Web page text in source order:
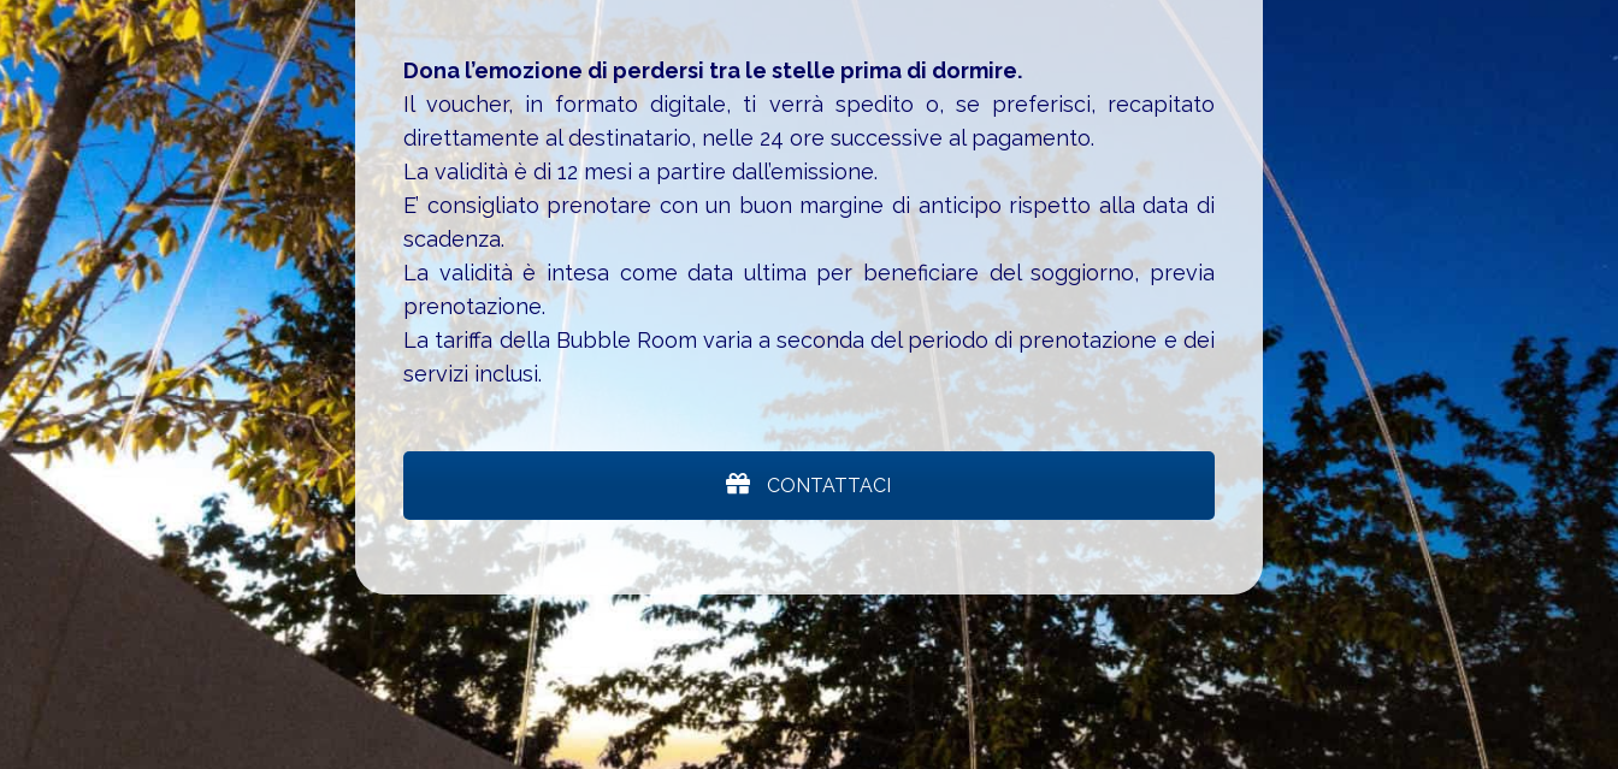
Dona l’emozione di perdersi tra le stelle prima di dormire.
Il voucher, in formato digitale, ti verrà spedito o, se preferisci, recapitato
direttamente al destinatario, nelle 24 ore successive al pagamento.
La validità è di 12 mesi a partire dall’emissione.
E’ consigliato prenotare con un buon margine di anticipo rispetto alla data di
scadenza.
La validità è intesa come data ultima per beneficiare del soggiorno, previa
prenotazione.
La tariffa della Bubble Room varia a seconda del periodo di prenotazione e dei
servizi inclusi.
CONTATTACI